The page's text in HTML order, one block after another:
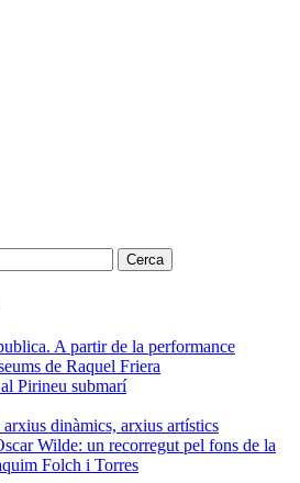
A partir de la performance
de Raquel Friera
Pirineu submarí
dinàmics, arxius artístics
Wilde: un recorregut pel fons de la
Folch i Torres